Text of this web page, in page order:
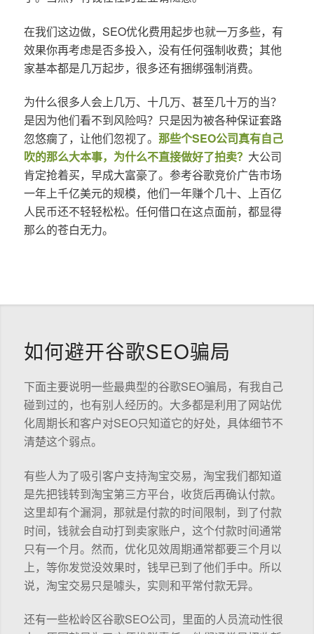
在我们这边做，SEO优化费用起步也就一万多些，有
效果你再考虑是否多投入，没有任何强制收费；其他
家基本都是几万起步，很多还有捆绑强制消费。
为什么很多人会上几万、十几万、甚至几十万的当？
是因为他们看不到风险吗？只是因为被各种保证套路
忽悠瘸了，让他们忽视了。 那些个SEO公司真有自己
吹的那么大本事，为什么不直接做好了拍卖？ 大公司
肯定抢着买，早成大富豪了。参考谷歌竞价广告市场
一年上千亿美元的规模，他们一年赚个几十、上百亿
人民币还不轻轻松松。任何借口在这点面前，都显得
那么的苍白无力。
如何避开谷歌SEO骗局
下面主要说明一些最典型的谷歌SEO骗局，有我自己
碰到过的，也有别人经历的。大多都是利用了网站优
化周期长和客户对SEO只知道它的好处，具体细节不
清楚这个弱点。
有些人为了吸引客户支持淘宝交易，淘宝我们都知道
是先把钱转到淘宝第三方平台，收货后再确认付款。
这里却有个漏洞，那就是付款的时间限制，到了付款
时间，钱就会自动打到卖家账户，这个付款时间通常
只有一个月。然而，优化见效周期通常都要三个月以
上，等你发觉没效果时，钱早已到了他们手中。所以
说，淘宝交易只是噱头，实则和平常付款无异。
还有一些松岭区谷歌SEO公司，里面的人员流动性很